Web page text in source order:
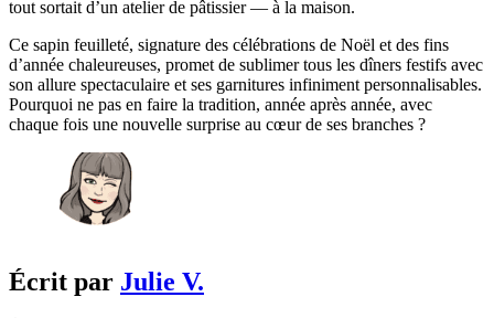
tout sortait d’un atelier de pâtissier — à la maison.
Ce sapin feuilleté, signature des célébrations de Noël et des fins
d’année chaleureuses, promet de sublimer tous les dîners festifs avec
son allure spectaculaire et ses garnitures infiniment personnalisables.
Pourquoi ne pas en faire la tradition, année après année, avec
chaque fois une nouvelle surprise au cœur de ses branches ?
Écrit par Julie V.